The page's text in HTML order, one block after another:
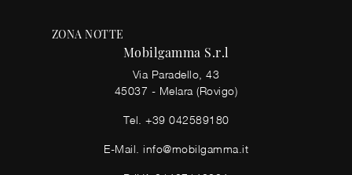
ZONA NOTTE
Mobilgamma S.r.l
Via Paradello, 43
45037 - Melara (Rovigo)
Tel. +39 042589180
E-Mail. info@mobilgamma.it